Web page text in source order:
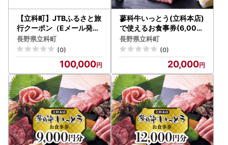
【立科町】JTBふるさと旅
行クーポン（Eメール発行
）30,000円分
長野県立科町
(0)
100,000
蓼科牛いっとう(立科本店)
で使えるお食事券(6,000
円分)
長野県立科町
(0)
20,000